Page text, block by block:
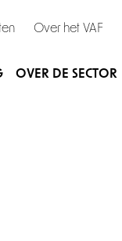
Over het VAF
OVER DE SECTOR